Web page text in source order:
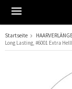
Das
Startseite
Long Lasting, #6001 Extra